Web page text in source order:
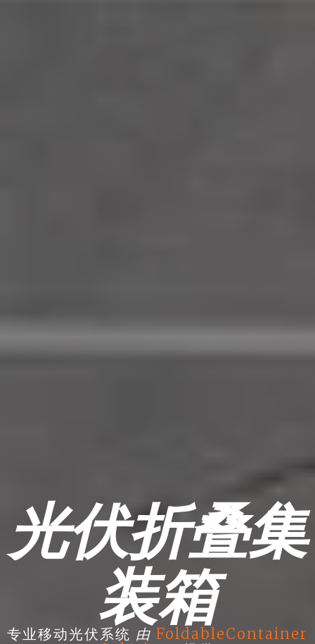
光伏折叠集
装箱
专业移动光伏系统 由 FoldableContainer